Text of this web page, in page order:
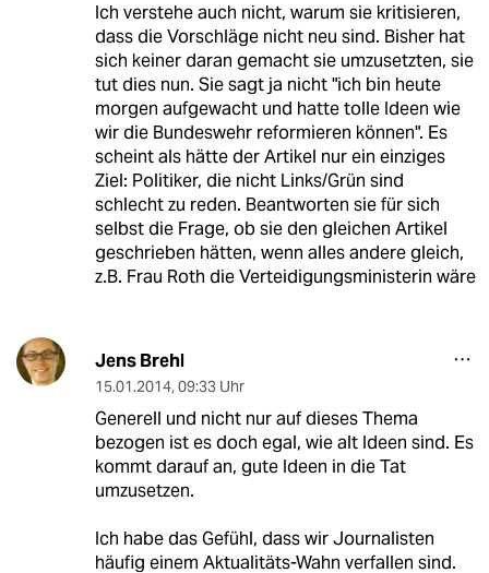
Ich verstehe auch nicht, warum sie kritisieren,
dass die Vorschläge nicht neu sind. Bisher hat
sich keiner daran gemacht sie umzusetzten, sie
tut dies nun. Sie sagt ja nicht "ich bin heute
morgen aufgewacht und hatte tolle Ideen wie
wir die Bundeswehr reformieren können". Es
scheint als hätte der Artikel nur ein einziges
Ziel: Politiker, die nicht Links/Grün sind
schlecht zu reden. Beantworten sie für sich
selbst die Frage, ob sie den gleichen Artikel
geschrieben hätten, wenn alles andere gleich,
z.B. Frau Roth die Verteidigungsministerin wäre
Jens Brehl
15.01.2014, 09:33 Uhr
Generell und nicht nur auf dieses Thema
bezogen ist es doch egal, wie alt Ideen sind. Es
kommt darauf an, gute Ideen in die Tat
umzusetzen.
Ich habe das Gefühl, dass wir Journalisten
häufig einem Aktualitäts-Wahn verfallen sind.